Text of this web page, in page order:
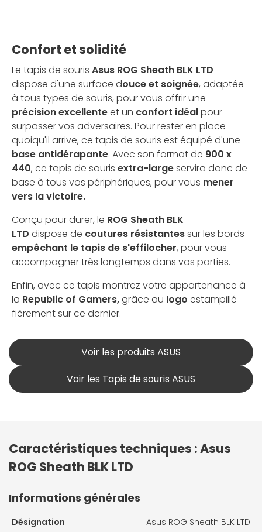
Confort et solidité
Le tapis de souris Asus ROG Sheath BLK LTD
dispose d'une surface douce et soignée, adaptée
à tous types de souris, pour vous offrir une
précision excellenteet un confort idéalpour
surpasser vos adversaires. Pour rester en place
quoiqu'il arrive, ce tapis de souris est équipé d'une
base antidérapante. Avec son format de 900 x
440, ce tapis de souris extra-largeservira donc de
base à tous vos périphériques, pour vous mener
vers la victoire.
Conçu pour durer, le ROG Sheath BLK
LTD dispose de coutures résistantessur les bords
empêchant le tapis de s'effilocher, pour vous
accompagner très longtemps dans vos parties.
Enfin, avec ce tapis montrez votre appartenance à
la Republic of Gamers,grâce au logo estampillé
fièrement sur ce dernier.
Voir les produits ASUS
Voir les Tapis de souris ASUS
Caractéristiques techniques : Asus
ROG Sheath BLK LTD
Informations générales
Désignation
Asus ROG Sheath BLK LTD